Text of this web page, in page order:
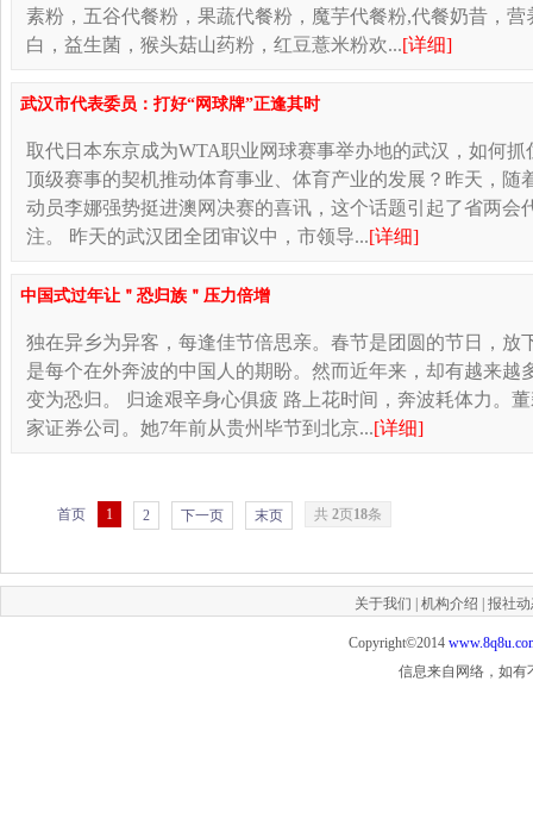
素粉，五谷代餐粉，果蔬代餐粉，魔芋代餐粉,代餐奶昔，
白，益生菌，猴头菇山药粉，红豆薏米粉欢...[详细]
武汉市代表委员：打好“网球牌”正逢其时
取代日本东京成为WTA职业网球赛事举办地的武汉，如何抓
顶级赛事的契机推动体育事业、体育产业的发展？昨天，随
动员李娜强势挺进澳网决赛的喜讯，这个话题引起了省两会
注。 昨天的武汉团全团审议中，市领导...[详细]
中国式过年让＂恐归族＂压力倍增
独在异乡为异客，每逢佳节倍思亲。春节是团圆的节日，放
是每个在外奔波的中国人的期盼。然而近年来，却有越来越
变为恐归。 归途艰辛身心俱疲 路上花时间，奔波耗体力。
家证券公司。她7年前从贵州毕节到北京...[详细]
首页 1 2 下一页 末页 共 2页18条
关于我们 机构介绍 报社
Copyright©2014
信息来自网络，如有